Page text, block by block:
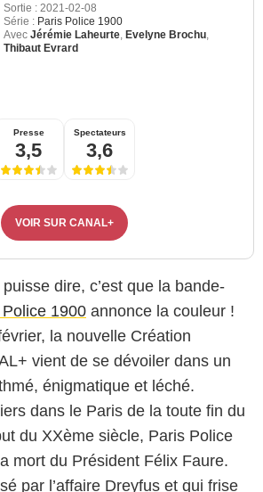
Sortie : 2021-02-08
Série : Paris Police 1900
Avec Jérémie Laheurte Evelyne Brochu
Thibaut Evrard
Presse
3,5
Spectateurs
3,6
VOIR SUR CANAL+
dire, c’est que la bande-
1900 annonce la couleur !
la nouvelle Création
vient de se dévoiler dans un
énigmatique et léché.
dans le Paris de la toute fin du
du XXème siècle, Paris Police
mort du Président Félix Faure.
par l’affaire Dreyfus et qui frise